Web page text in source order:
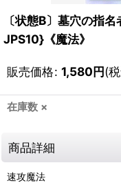
〔状態B〕墓穴の指
JPS10}《魔法》
販売価格: 1,580円(
在庫数 ×
商品詳細
速攻魔法